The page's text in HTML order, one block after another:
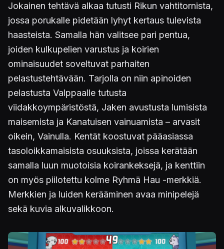
Jokainen tehtävä alkaa tutusti Rikun vahtitornista,
jossa porukalle pidetään lyhyt kertaus tulevista
haasteista. Samalla hän valitsee pari pentua,
joiden kulkupelien varustus ja koirien
ominaisuudet soveltuvat parhaiten
pelastustehtävään. Tarjolla on niin apinoiden
pelastusta Valppaalle tutusta
viidakkoympäristöstä, Jaken avustusta lumisista
maisemista ja Kanatuisen vainuamista – arvasit
oikein, Vainulla. Kentät koostuvat pääasiassa
tasoloikkamaisista osuuksista, joissa kerätään
samalla luun muotoisia koirankeksejä, ja kenttiin
on myös piilotettu kolme Ryhmä Hau -merkkiä.
Merkkien ja luiden kerääminen avaa minipelejä
sekä kuvia alkuvalikkoon.